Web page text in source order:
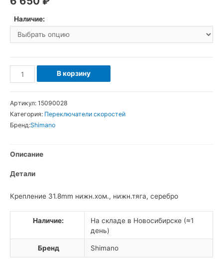
Наличие:
Количество
товара
XT
FD-
скоростей
передний
В корзину
Артикул: 15090028
Категория: Переключатели скоростей
Бренд:Shimano
Описание
Детали
Крепление 31.8mm нижн.хом., нижн.тяга, серебро
Наличие:
На складе в Новосибирске (≈1
день)
Бренд Shimano